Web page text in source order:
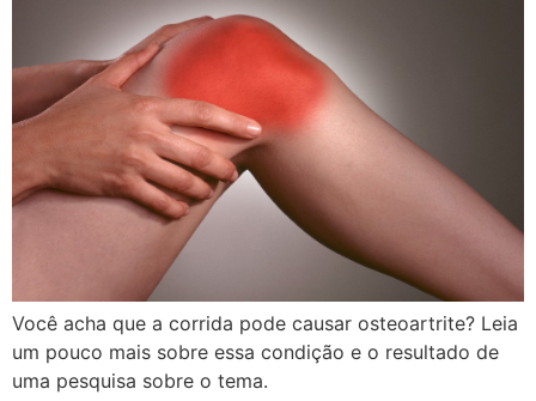
Você acha que a corrida pode causar osteoartrite? Leia
um pouco mais sobre essa condição e o resultado de
uma pesquisa sobre o tema.